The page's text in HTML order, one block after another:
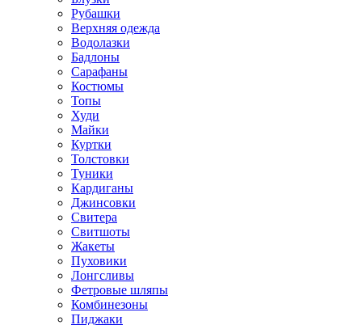
Рубашки
Верхняя одежда
Водолазки
Бадлоны
Сарафаны
Костюмы
Топы
Худи
Майки
Куртки
Толстовки
Туники
Кардиганы
Джинсовки
Свитера
Свитшоты
Жакеты
Пуховики
Лонгсливы
Фетровые шляпы
Комбинезоны
Пиджаки